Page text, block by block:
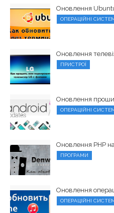
Оновлення
ОПЕРАЦІЙНІ
Оновлення
ПРИСТРОЇ
Оновлення
ОПЕРАЦІЙНІ
Оновлення PHP
ПРОГРАМИ
Оновлення
ОПЕРАЦІЙНІ